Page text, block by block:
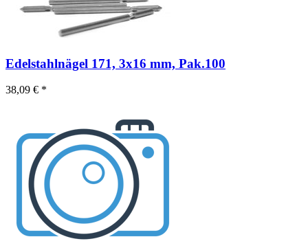
Edelstahlnägel 171, 3x16 mm, Pak.100
38,09 € *